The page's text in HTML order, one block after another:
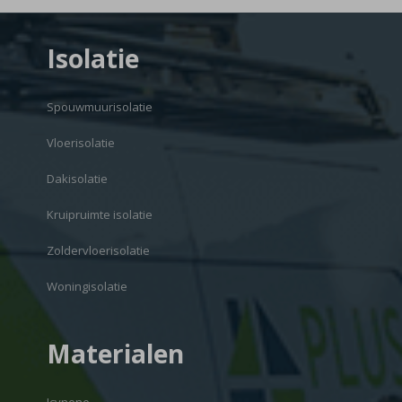
Isolatie
Spouwmuurisolatie
Vloerisolatie
Dakisolatie
Kruipruimte isolatie
Zoldervloerisolatie
Woningisolatie
Materialen